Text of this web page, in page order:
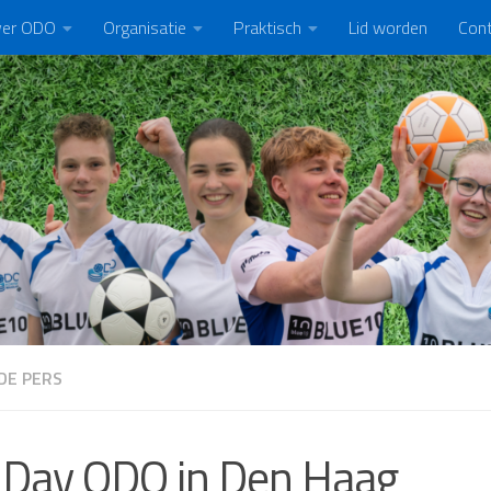
ODO Organisatie Praktisch Lid worden
PERS
ODO in Den Haag